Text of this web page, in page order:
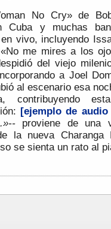
No Cry» de
Cuba y muchas
vivo, incluyendo
me mires a los
del viejo
a Joel
al escenario esa
contribuyendo
[ejemplo de audio
proviene de una
la nueva
se sienta un rato al